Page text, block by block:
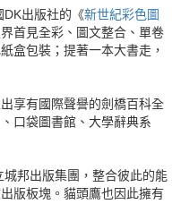
DK出版社的《新世紀彩色圖
首見全彩、圖文整合、單卷
盒包裝；提著一本大書走，
享有國際聲譽的劍橋百科全
口袋圖書館、大學辭典系
邦出版集團，整合彼此的能
版板塊。貓頭鷹也因此擁有